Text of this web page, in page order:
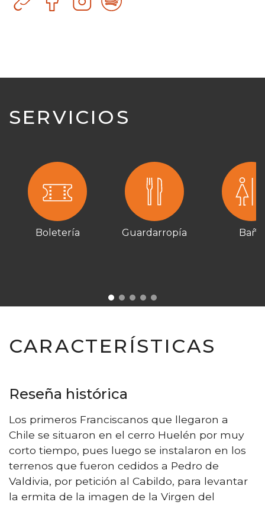
SERVICIOS
Boletería Guardarropía Baño
CARACTERÍSTICAS
Reseña histórica
Los primeros Franciscanos que llegaron a
Chile se situaron en el cerro Huelén por muy
corto tiempo, pues luego se instalaron en los
terrenos que fueron cedidos a Pedro de
Valdivia, por petición al Cabildo, para levantar
la ermita de la imagen de la Virgen del